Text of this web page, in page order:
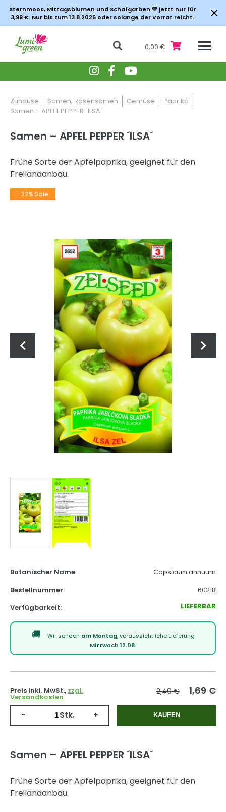
Sternmoos, Mittagsblumen und Schafgarben 💚 jetzt nur für
3,99 €. Nur bis zum 13.8.2026 oder solange der Vorrat reicht.
×
0,00 €
Zuhause Samen, Rasensamen Gemüse
Paprika
Samen – APFEL PEPPER ´ILSA´
Samen – APFEL PEPPER ´ILSA´
Frühe Sorte der Apfelpaprika, geeignet für den
Freilandanbau.
-32% Sale
Botanischer Name
Capsicum annuum
Bestellnummer:
60218
Verfügbarkeit:
LIEFERBAR
Wir senden am Montag, voraussichtliche Lieferung
Mittwoch 12.08.
Preis inkl. MwSt., zzgl.
Versandkosten
2,49 € 1,69 €
- Stk. + KAUFEN
Samen – APFEL PEPPER ´ILSA´
Frühe Sorte der Apfelpaprika, geeignet für den
Freilandanbau.